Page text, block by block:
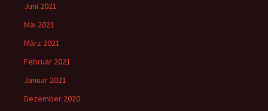
Juni 2021
Mai 2021
März 2021
Februar 2021
Januar 2021
Dezember 2020